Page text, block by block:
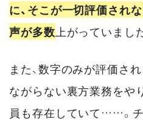
に、そこが一切評価され
声が多数上がっていまし
また、数字のみが評価さ
ながらない裏方業務をや
員も存在していて……。